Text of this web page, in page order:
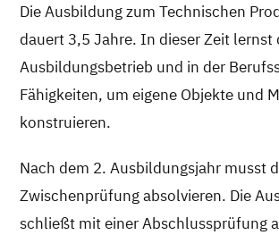
Die Ausbildung zum Technischen
dauert 3,5 Jahre. In dieser Zeit lernst
Ausbildungsbetrieb und in der
Fähigkeiten, um eigene Objekte und
konstruieren.
Nach dem 2. Ausbildungsjahr musst
Zwischenprüfung absolvieren. Die
schließt mit einer Abschlussprüfung